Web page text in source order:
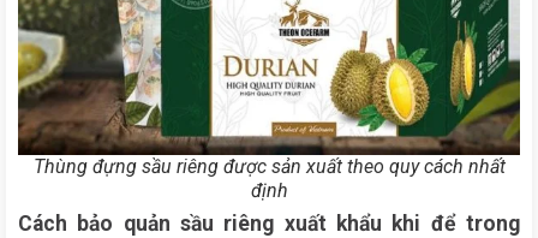
Thùng đựng sầu riêng được sản xuất theo quy cách nhất
định
Cách bảo quản sầu riêng xuất khẩu khi để trong